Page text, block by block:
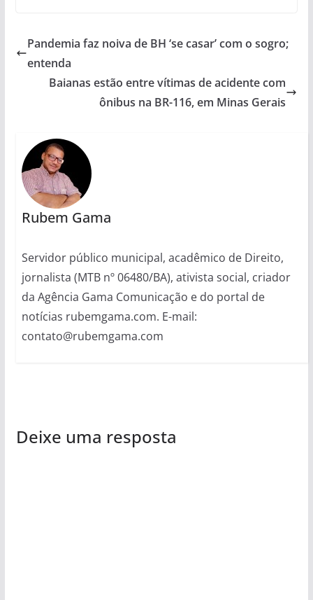
Pandemia faz noiva de BH ‘se casar’ com o sogro;
entenda
Baianas estão entre vítimas de acidente com
ônibus na BR-116, em Minas Gerais
Rubem Gama
Servidor público municipal, acadêmico de Direito,
jornalista (MTB nº 06480/BA), ativista social, criador
da Agência Gama Comunicação e do portal de
notícias rubemgama.com. E-mail:
contato@rubemgama.com
Deixe uma resposta